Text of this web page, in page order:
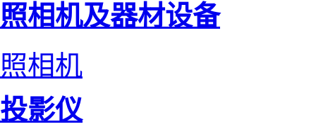
照相机及器材设备
照相机
投影仪